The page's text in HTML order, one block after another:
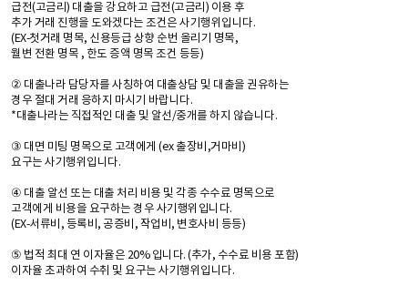
급전(고금리) 대출을 강요하고 급전(고금리) 이용 후
추가 거래 진행을 도와겠다는 조건은 사기행위입니다.
(EX-첫거래 명목, 신용등급 상향 순번 올리기 명목,
월변 전환 명목 , 한도 증액 명목 조건 등등)
② 대출나라 담당자를 사칭하여 대출상담 및 대출을 권유하는
경우 절대 거래 응하지 마시기 바랍니다.
*대출나라는 직접적인 대출 및 알선/중개를 하지 않습니다.
③ 대면 미팅 명목으로 고객에게 (ex 출장비,거마비)
요구는 사기행위입니다.
④ 대출 알선 또는 대출 처리 비용 및 각종 수수료 명목으로
고객에게 비용을 요구하는 경우 사기행위입니다.
(EX-서류비, 등록비, 공증비, 작업비, 변호사비 등등)
⑤ 법적 최대 연 이자율은 20% 입니다. (추가, 수수료 비용 포함)
이자율 초과하여 수취 및 요구는 사기행위입니다.